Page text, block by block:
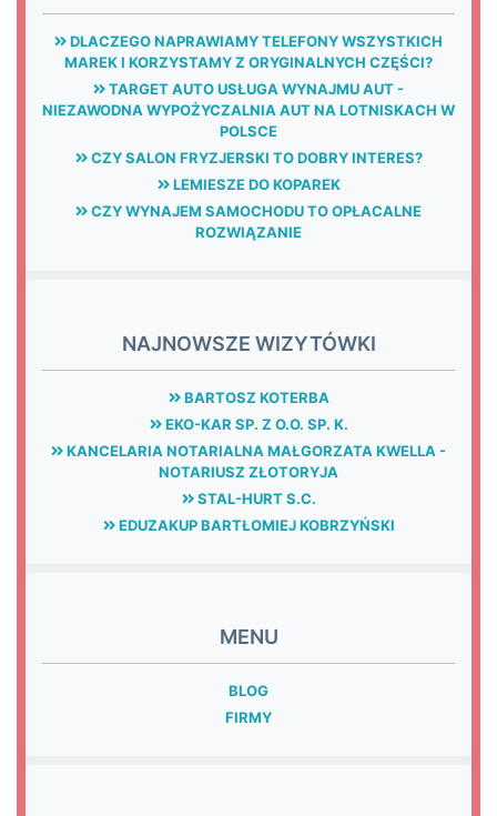
DLACZEGO NAPRAWIAMY TELEFONY WSZYSTKICH
MAREK I KORZYSTAMY Z ORYGINALNYCH CZĘŚCI?
TARGET AUTO USŁUGA WYNAJMU AUT -
NIEZAWODNA WYPOŻYCZALNIA AUT NA LOTNISKACH W
POLSCE
CZY SALON FRYZJERSKI TO DOBRY INTERES?
LEMIESZE DO KOPAREK
CZY WYNAJEM SAMOCHODU TO OPŁACALNE
ROZWIĄZANIE
NAJNOWSZE WIZYTÓWKI
BARTOSZ KOTERBA
EKO-KAR SP. Z O.O. SP. K.
KANCELARIA NOTARIALNA MAŁGORZATA KWELLA -
NOTARIUSZ ZŁOTORYJA
STAL-HURT S.C.
EDUZAKUP BARTŁOMIEJ KOBRZYŃSKI
MENU
BLOG
FIRMY